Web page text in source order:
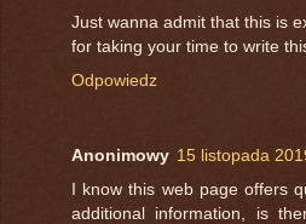
Just wanna admit that this is
for taking your time to write
Odpowiedz
Anonimowy 15 listopada
I know this web page offers
additional information, is